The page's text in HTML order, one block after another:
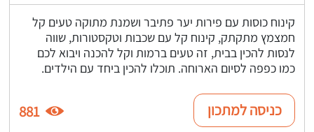
קינוח כוסות עם פירות יער פתיבר ושמנת מתוקה טעים קל
חמצמץ מתקתק, קינוח קל עם שכבות וטקסטורות, שווה
לנסות להכין בבית, זה טעים ברמות וקל להכנה ויבוא לכם
כמו כפפה לסיום הארוחה. תוכלו להכין ביחד עם הילדים.
כניסה למתכון 881